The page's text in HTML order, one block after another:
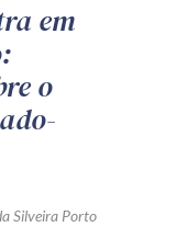
em
o
Silveira Porto